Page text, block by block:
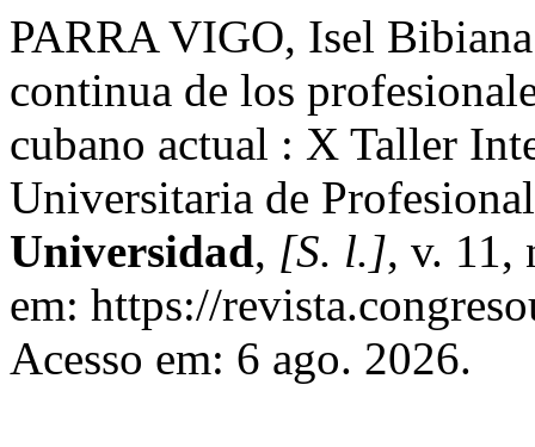
PARRA VIGO, Isel
continua de los
cubano actual : X Taller
Universitaria de
Universidad, [S. l.], v. 11,
em: https://
Acesso em: 6 ago. 2026.